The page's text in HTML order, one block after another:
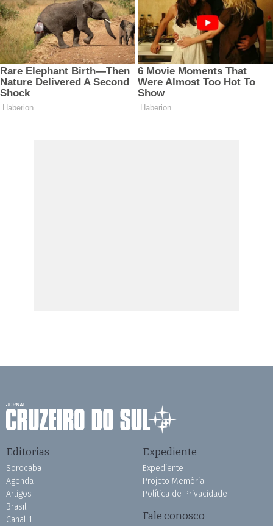
Editorias
Sorocaba
Agenda
Artigos
Brasil
Canal 1
Expediente
Expediente
Projeto Memória
Política de Privacidade
Fale conosco